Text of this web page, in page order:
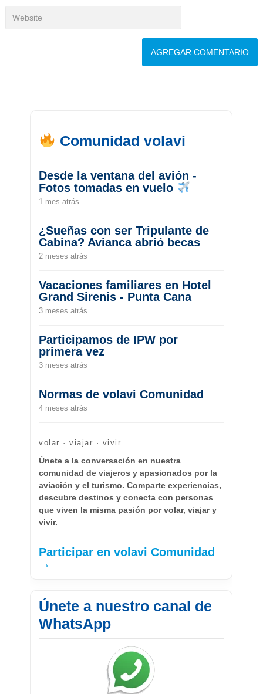
Comunidad volavi
Desde la ventana del avión -
Fotos tomadas en vuelo
1 mes atrás
¿Sueñas con ser Tripulante de
Cabina? Avianca abrió becas
2 meses atrás
Vacaciones familiares en Hotel
Grand Sirenis - Punta Cana
3 meses atrás
Participamos de IPW por
primera vez
3 meses atrás
Normas de volavi Comunidad
4 meses atrás
volar · viajar · vivir
Únete a la conversación en nuestra
comunidad de viajeros y apasionados por la
aviación y el turismo. Comparte experiencias,
descubre destinos y conecta con personas
que viven la misma pasión por volar, viajar y
vivir.
Participar en volavi Comunidad
→
Únete a nuestro canal de
WhatsApp